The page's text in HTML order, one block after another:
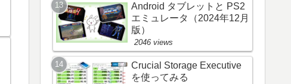
Android タブレットと PS2
エミュレータ（2024年12月
版）
2046 views
Crucial Storage Executive
を使ってみる